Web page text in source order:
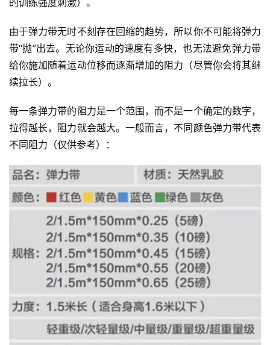
由于弹力带无时不刻存在回缩的趋势，所以你不可能将弹力
带“抛”出去。无论你运动的速度有多快，也无法避免弹力带
给你施加随着运动位移而逐渐增加的阻力（尽管你会将其继
续拉长）。
每一条弹力带的阻力是一个范围，而不是一个确定的数字，
拉得越长，阻力就会越大。一般而言，不同颜色弹力带代表
不同阻力（仅供参考）：